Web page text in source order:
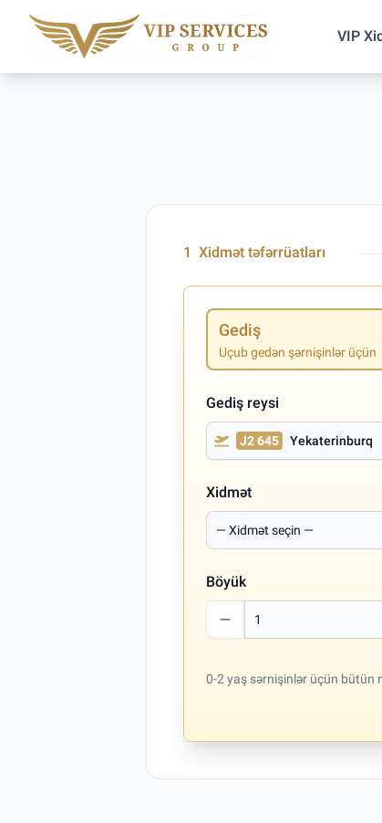
VIP
1 Xidmət təfərrüatları
Gediş
Uçub gedən şərnişinlər üçün
Gediş reysi
J2 645 Yekaterinburq
Xidmət
Böyük
0-2 yaş sərnişinlər üçün bütün